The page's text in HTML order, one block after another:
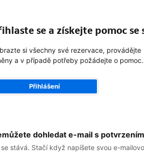
se a získejte pomoc
si všechny své rezervace, provádějte
a v případě potřeby požádejte o pomoc.
Přihlášení
dohledat e-mail s
se stává. Stačí když napíšete svou e-